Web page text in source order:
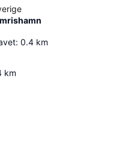
: 0.4 km
km